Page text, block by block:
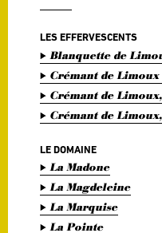
LES EFFERVESCENTS
Blanquette de
Crémant de
Crémant de
Crémant de
LE DOMAINE
La Madone
La Magdeleine
La Marquise
La Pointe